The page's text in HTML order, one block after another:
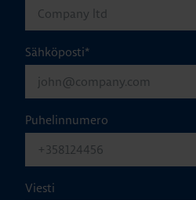
Sähköposti*
Puhelinnumero
Viesti